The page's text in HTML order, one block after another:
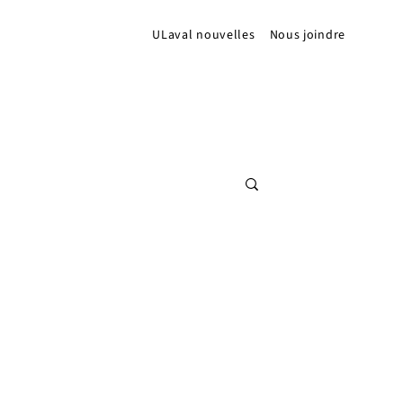
ULaval nouvelles Nous joindre